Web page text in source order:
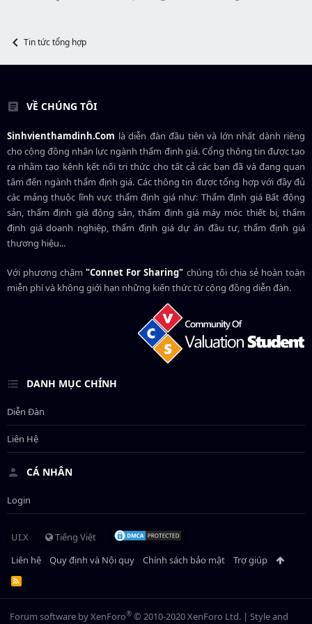
r
Tin tức tổng hợp
VỀ CHÚNG TÔI
Sinhvienthamdinh.Com là diễn đàn đầu tiên và lớn nhất dành riêng
cho cộng đồng nhân lực ngànhthẩm định giá. Cổng thông tin được tạo
ra nhằm tạo kênh kết nối tri thức cho tất cả các bạn đã và đang quan
tâm đến ngành thẩm định giá. Các thông tin được tổng hợp với đầy đủ
các mảng thuộc lĩnh vực thẩm định giá như: Thẩm định giá Bất động
sản, thẩm định giá động sản, thẩm định giá máy móc thiết bị, thẩm
định giá doanh nghiệp, thẩm định giá dự án đầu tư, thẩm định giá
thương hiệu...
Với phương châm"Connet For Sharing" chúng tôi chia sẻ hoàn toàn
miễn phí và không giới hạn những kiến thức từ cộng đồng diễn đàn.
DANH MỤC CHÍNH
Diễn Đàn
Liên Hệ
CÁ NHÂN
Login
UI.X
Tiếng Việt
Liên hệ
Quy định và Nội quy Chính sách bảo mật Trợ giúp
R
S
Forum software by XenForo® © 2010-2020 XenForo Ltd. | Style and